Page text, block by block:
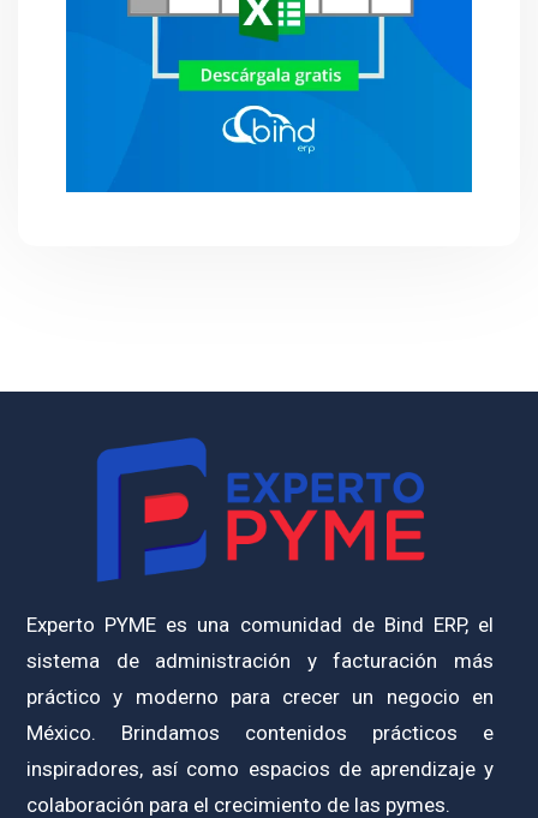
Experto PYME es una comunidad de Bind ERP, el
sistema de administración y facturación más
práctico y moderno para crecer un negocio en
México. Brindamos contenidos prácticos e
inspiradores, así como espacios de aprendizaje y
colaboración para el crecimiento de las pymes.